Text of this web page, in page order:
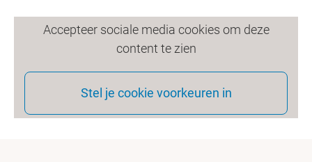
Accepteer sociale media cookies om deze
content te zien
Stel je cookie voorkeuren in